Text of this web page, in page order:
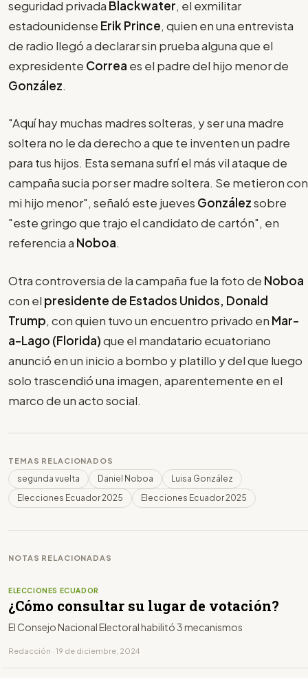
seguridad privada Blackwater, el exmilitar
estadounidense Erik Prince, quien en una entrevista
de radio llegó a declarar sin prueba alguna que el
expresidente Correa es el padre del hijo menor de
González.
"Aquí hay muchas madres solteras, y ser una madre
soltera no le da derecho a que te inventen un padre
para tus hijos. Esta semana sufrí el más vil ataque de
campaña sucia por ser madre soltera. Se metieron con
mi hijo menor", señaló este jueves Gonzálezsobre
"este gringo que trajo el candidato de cartón", en
referencia a Noboa.
Otra controversia de la campaña fue la foto de Noboa
con el presidente de Estados Unidos, Donald
Trump, con quien tuvo un encuentro privado en Mar-
a-Lago (Florida)que el mandatario ecuatoriano
anunció en un inicio a bombo y platillo y del que luego
solo trascendió una imagen, aparentemente en el
marco de un acto social.
TEMAS RELACIONADOS
segunda vuelta Daniel Noboa
Luisa González
Elecciones Ecuador 2025
Elecciones Ecuador 2025
NOTAS RELACIONADAS
ELECCIONES ECUADOR
¿Cómo consultar su lugar de votación?
El Consejo Nacional Electoral habilitó 3 mecanismos
Redacción · 19 de diciembre, 2024